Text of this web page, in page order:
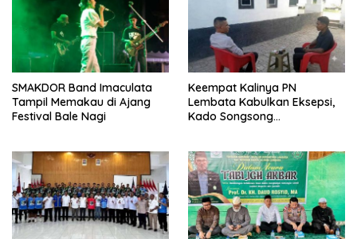
SMAKDOR Band Imaculata
Tampil Memakau di Ajang
Festival Bale Nagi
Keempat Kalinya PN
Lembata Kabulkan Eksepsi,
Kado Songsong